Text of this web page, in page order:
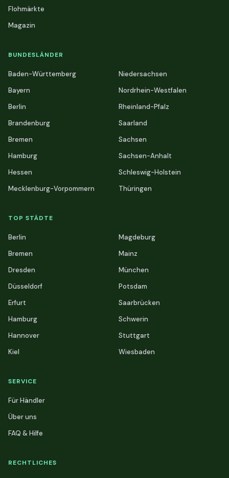
Flohmärkte
Magazin
BUNDESLÄNDER
Baden-Württemberg
Bayern
Berlin
Brandenburg
Bremen
Hamburg
Hessen
Mecklenburg-Vorpommern
Niedersachsen
Nordrhein-Westfalen
Rheinland-Pfalz
Saarland
Sachsen
Sachsen-Anhalt
Schleswig-Holstein
Thüringen
TOP STÄDTE
Berlin
Bremen
Dresden
Düsseldorf
Erfurt
Hamburg
Hannover
Kiel
Magdeburg
Mainz
München
Potsdam
Saarbrücken
Schwerin
Stuttgart
Wiesbaden
SERVICE
Für Händler
Über uns
FAQ & Hilfe
RECHTLICHES